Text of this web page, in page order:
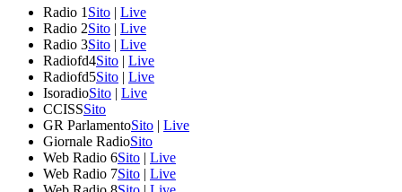
Radio 1 Sito | Live
Radio 2Sito | Live
Radio 3Sito | Live
Radiofd4Sito | Live
Radiofd5Sito | Live
IsoradioSito | Live
CCISSSito
GR ParlamentoSito | Live
Giornale RadioSito
Web Radio 6Sito | Live
Web Radio 7Sito | Live